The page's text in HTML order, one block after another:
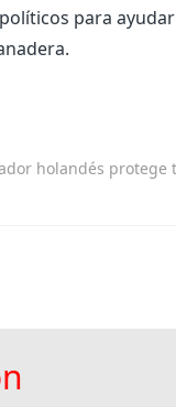
para
holandés protege